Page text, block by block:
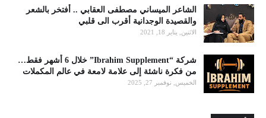
الشاعر الميساني مصطفى العقابي .. أفتخر بالشعر
والقصيدة الوجدانية أقرب الى قلبي
الاثنين, يناير 18, 2021
شركة “Ibrahim Supplement” خلال 6 أشهر فقط…
من فكرة ناشئة إلى علامة لامعة في عالم المكملات
الخميس, نوفمبر 27, 2025